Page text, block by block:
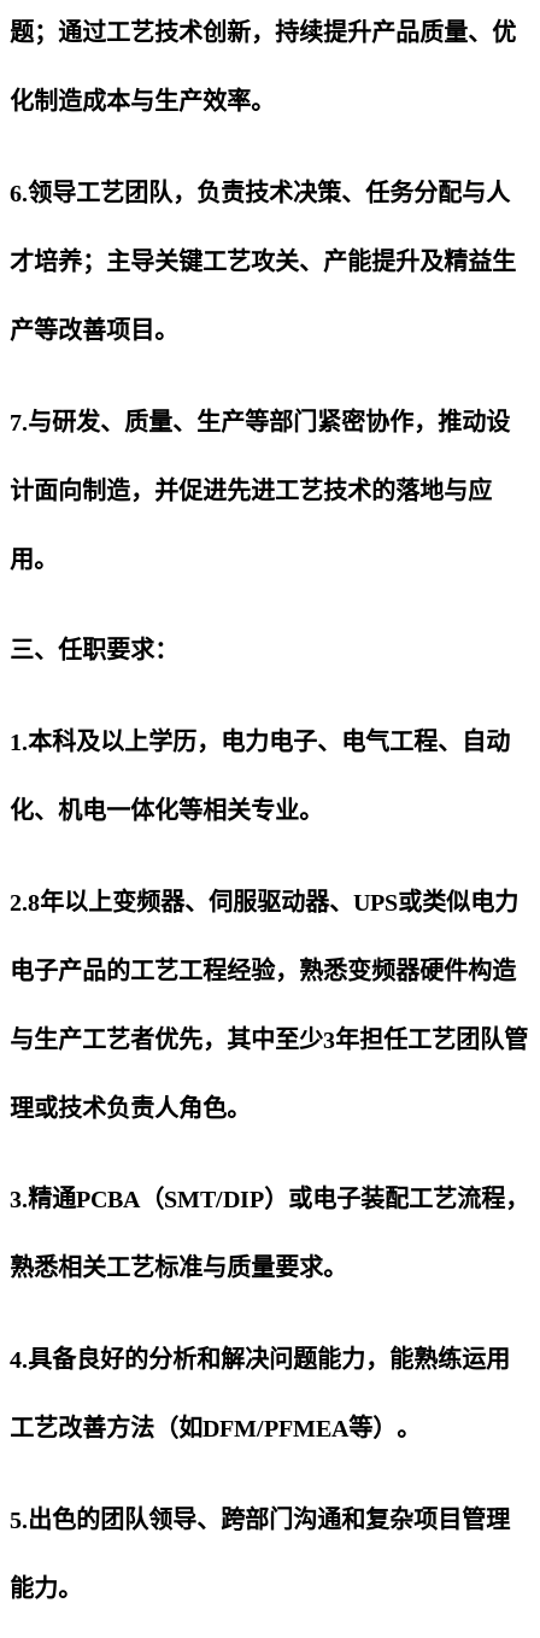
题；通过工艺技术创新，持续提升产品质量、优
化制造成本与生产效率。
6.领导工艺团队，负责技术决策、任务分配与人
才培养；主导关键工艺攻关、产能提升及精益生
产等改善项目。
7.与研发、质量、生产等部门紧密协作，推动设
计面向制造，并促进先进工艺技术的落地与应
用。
三、任职要求：
1.本科及以上学历，电力电子、电气工程、自动
化、机电一体化等相关专业。
2.8年以上变频器、伺服驱动器、UPS或类似电力
电子产品的工艺工程经验，熟悉变频器硬件构造
与生产工艺者优先，其中至少3年担任工艺团队管
理或技术负责人角色。
3.精通PCBA（SMT/DIP）或电子装配工艺流程，
熟悉相关工艺标准与质量要求。
4.具备良好的分析和解决问题能力，能熟练运用
工艺改善方法（如DFM/PFMEA等）。
5.出色的团队领导、跨部门沟通和复杂项目管理
能力。